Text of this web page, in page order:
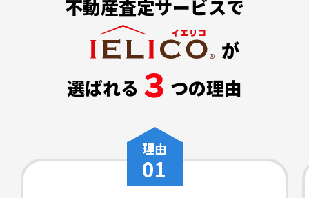
不動産査定サービスで
が
選ばれる ３ つの理由
理由
01